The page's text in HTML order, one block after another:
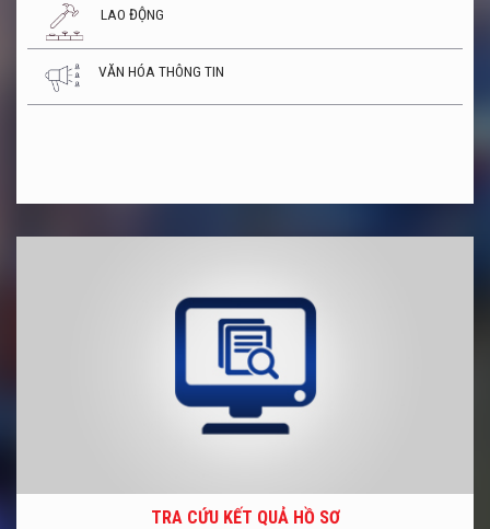
LAO ĐỘNG
VĂN HÓA THÔNG TIN
TRA CỨU KẾT QUẢ HỒ SƠ